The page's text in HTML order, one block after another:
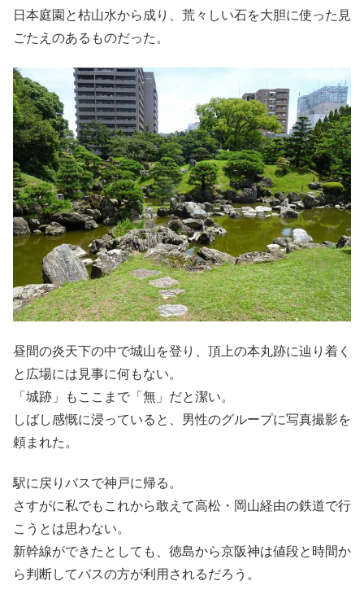
日本庭園と枯山水から成り、荒々しい石を大胆に使った見
ごたえのあるものだった。
昼間の炎天下の中で城山を登り、頂上の本丸跡に辿り着く
と広場には見事に何もない。
「城跡」もここまで「無」だと潔い。
しばし感慨に浸っていると、男性のグループに写真撮影を
頼まれた。
駅に戻りバスで神戸に帰る。
さすがに私でもこれから敢えて高松・岡山経由の鉄道で行
こうとは思わない。
新幹線ができたとしても、徳島から京阪神は値段と時間か
ら判断してバスの方が利用されるだろう。